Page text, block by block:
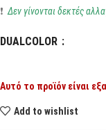
❗ Δεν γίνονται δεκτές
DUALCOLOR
Αυτό το προϊόν είναι
Add to wishlist